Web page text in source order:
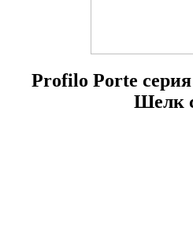
Profilo Porte
Шелк